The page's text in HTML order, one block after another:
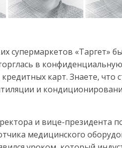
супермаркетов «Таргет»
в
карт. Знаете, что
и
и вице-президента
медицинского